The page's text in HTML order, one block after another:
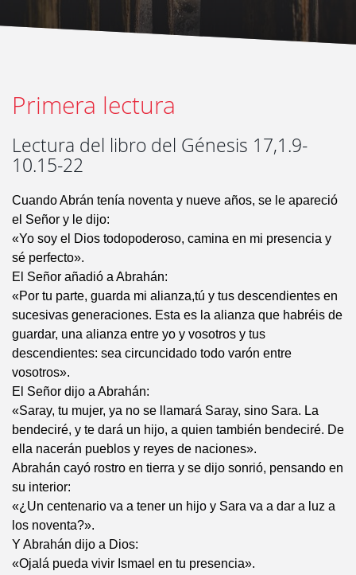
Primera lectura
Lectura del libro del Génesis 17,1.9-
10.15-22
Cuando Abrán tenía noventa y nueve años, se le apareció
el Señor y le dijo:
«Yo soy el Dios todopoderoso, camina en mi presencia y
sé perfecto».
El Señor añadió a Abrahán:
«Por tu parte, guarda mi alianza,tú y tus descendientes en
sucesivas generaciones. Esta es la alianza que habréis de
guardar, una alianza entre yo y vosotros y tus
descendientes: sea circuncidado todo varón entre
vosotros».
El Señor dijo a Abrahán:
«Saray, tu mujer, ya no se llamará Saray, sino Sara. La
bendeciré, y te dará un hijo, a quien también bendeciré. De
ella nacerán pueblos y reyes de naciones».
Abrahán cayó rostro en tierra y se dijo sonrió, pensando en
su interior:
«¿Un centenario va a tener un hijo y Sara va a dar a luz a
los noventa?».
Y Abrahán dijo a Dios:
«Ojalá pueda vivir Ismael en tu presencia».